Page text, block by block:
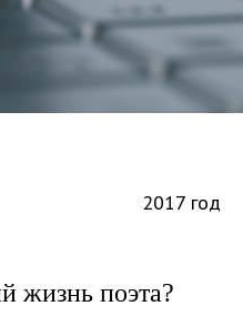
2017 год
жизнь поэта?